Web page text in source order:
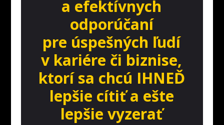
a efektívnych
odporúčaní
pre úspešných ľudí
v kariére či biznise,
ktorí sa chcú IHNEĎ
lepšie cítiť a ešte
lepšie vyzerať